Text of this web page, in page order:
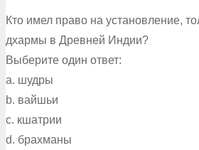
Кто имел право на установление,
дхармы в Древней Индии?
Выберите один ответ:
a. шудры
b. вайшьи
c. кшатрии
d. брахманы